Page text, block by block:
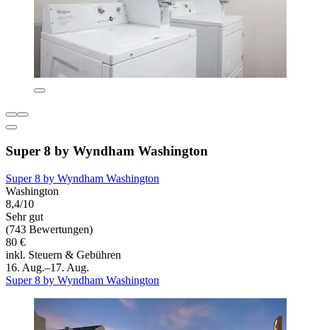
Super 8 by Wyndham Washington
Super 8 by Wyndham Washington
Washington
8,4/10
Sehr gut
(743 Bewertungen)
80 €
inkl. Steuern & Gebühren
16. Aug.–17. Aug.
Super 8 by Wyndham Washington